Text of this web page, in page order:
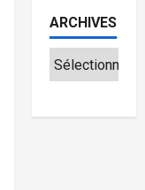
ARCHIVES